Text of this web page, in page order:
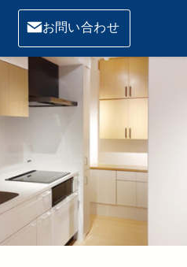
お問い合わせ